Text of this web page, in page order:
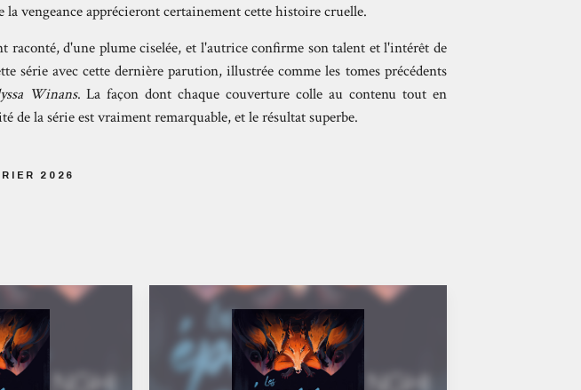
la vengeance apprécieront certainement cette histoire cruelle.
raconté, d'une plume ciselée, et l'autrice confirme son talent et l'intérêt de
série avec cette dernière parution, illustrée comme les tomes précédents
Winans. La façon dont chaque couverture colle au contenu tout en
de la série est vraiment remarquable, et le résultat superbe.
2026